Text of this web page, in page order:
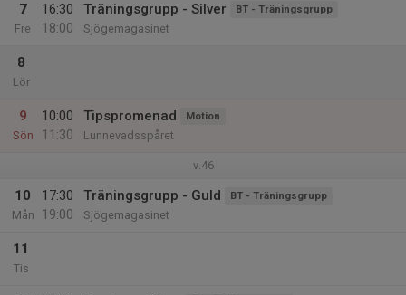
7
Fre
16:30
18:00
Träningsgrupp - Silver BT - Träningsgrupp
Sjögemagasinet
8
Lör
9
Sön
10:00
11:30
Tipspromenad Motion
Lunnevadsspåret
v.46
10
Mån
17:30
19:00
Träningsgrupp - Guld BT - Träningsgrupp
Sjögemagasinet
11
Tis